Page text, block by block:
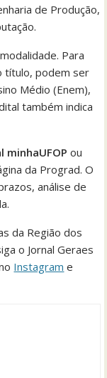
de Produção,
Para
título, podem ser
Médio (Enem),
também indica
minhaUFOP ou
da Prograd. O
análise de
da Região dos
o Jornal Geraes
Instagram e